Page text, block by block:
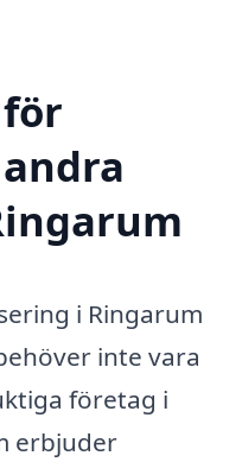
i Ringarum
inte vara
företag i
erbjuder